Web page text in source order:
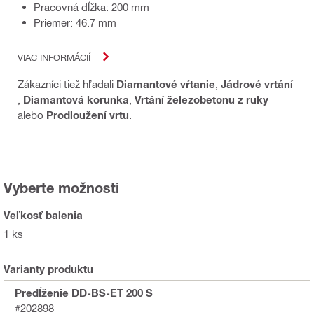
Pracovná dĺžka: 200 mm
Priemer: 46.7 mm
VIAC INFORMÁCIÍ
Zákazníci tiež hľadali Diamantové vŕtanie Jádrové vrtání
Diamantová korunka Vrtání železobetonu z ruky
alebo Prodloužení vrtu
Vyberte možnosti
Veľkosť balenia
1 ks
Varianty produktu
Predĺženie DD-BS-ET 200 S
#202898